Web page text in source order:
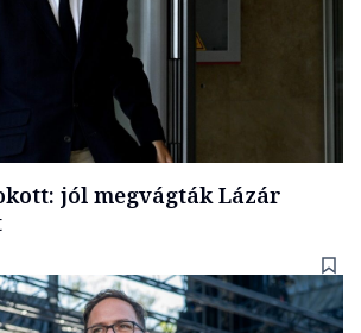
jól megvágták Lázár